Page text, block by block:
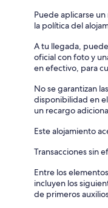
Puede aplicarse
la política del
A tu llegada,
oficial con foto y
en efectivo, para
No se garantizan
disponibilidad en
un recargo
Este alojamiento
Transacciones sin
Entre los
incluyen los
de primeros